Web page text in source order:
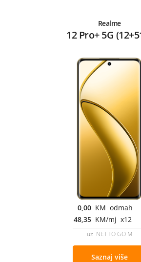
Realme
12 Pro+ 5G
0,00 KM odmah
48,35 KM/mj x12
uz NET TO GO M
Saznaj više